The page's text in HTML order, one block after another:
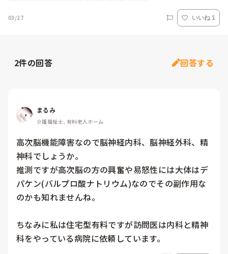
03/27 いいね 1
2件の回答 回答する
まるみ
介護福祉士, 有料老人ホーム
高次脳機能障害なので脳神経内科、脳神経外科、精
神科でしょうか。
推測ですが高次脳の方の興奮や易怒性には大体はデ
パケン(バルプロ酸ナトリウム)なのでその副作用な
のかも知れませんね。
ちなみに私は住宅型有料ですが訪問医は内科と精神
科をやっている病院に依頼しています。